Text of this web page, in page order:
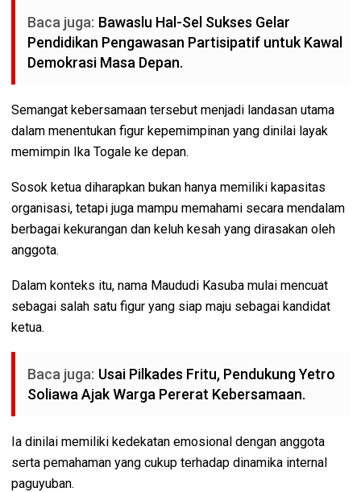
Baca juga: Bawaslu Hal-Sel Sukses Gelar
Pendidikan Pengawasan Partisipatif untuk Kawal
Demokrasi Masa Depan.
Semangat kebersamaan tersebut menjadi landasan utama
dalam menentukan figur kepemimpinan yang dinilai layak
memimpin Ika Togale ke depan.
Sosok ketua diharapkan bukan hanya memiliki kapasitas
organisasi, tetapi juga mampu memahami secara mendalam
berbagai kekurangan dan keluh kesah yang dirasakan oleh
anggota.
Dalam konteks itu, nama Maududi Kasuba mulai mencuat
sebagai salah satu figur yang siap maju sebagai kandidat
ketua.
Baca juga: Usai Pilkades Fritu, Pendukung Yetro
Soliawa Ajak Warga Pererat Kebersamaan.
Ia dinilai memiliki kedekatan emosional dengan anggota
serta pemahaman yang cukup terhadap dinamika internal
paguyuban.